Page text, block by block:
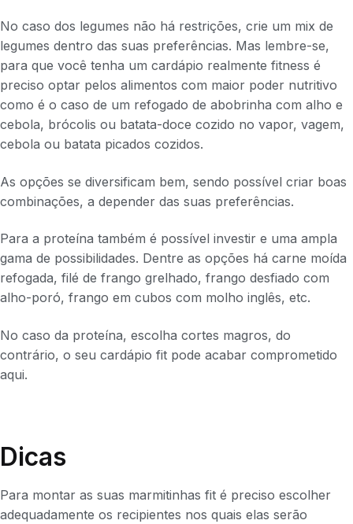
No caso dos legumes não há restrições, crie um mix de
legumes dentro das suas preferências. Mas lembre-se,
para que você tenha um cardápio realmente fitness é
preciso optar pelos alimentos com maior poder nutritivo
como é o caso de um refogado de abobrinha com alho e
cebola, brócolis ou batata-doce cozido no vapor, vagem,
cebola ou batata picados cozidos.
As opções se diversificam bem, sendo possível criar boas
combinações, a depender das suas preferências.
Para a proteína também é possível investir e uma ampla
gama de possibilidades. Dentre as opções há carne moída
refogada, filé de frango grelhado, frango desfiado com
alho-poró, frango em cubos com molho inglês, etc.
No caso da proteína, escolha cortes magros, do
contrário, o seu cardápio fit pode acabar comprometido
aqui.
Dicas
Para montar as suas marmitinhas fit é preciso escolher
adequadamente os recipientes nos quais elas serão